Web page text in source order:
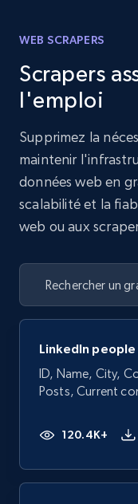
WEB SCRAPERS
Scrapers
l'emploi
Supprimez la
maintenir
données web en
scalabilité et la
web ou aux
LinkedIn
ID, Name, City,
Posts, Current
120.4K+